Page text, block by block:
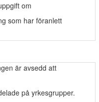
om
som har föranlett
är avsedd att
på yrkesgrupper.